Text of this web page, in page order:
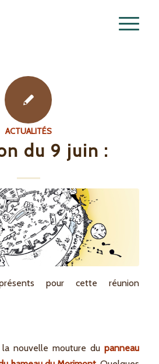
ACTUALITÉS
du 9 juin :
pour cette réunion
la nouvelle mouture dupanneau